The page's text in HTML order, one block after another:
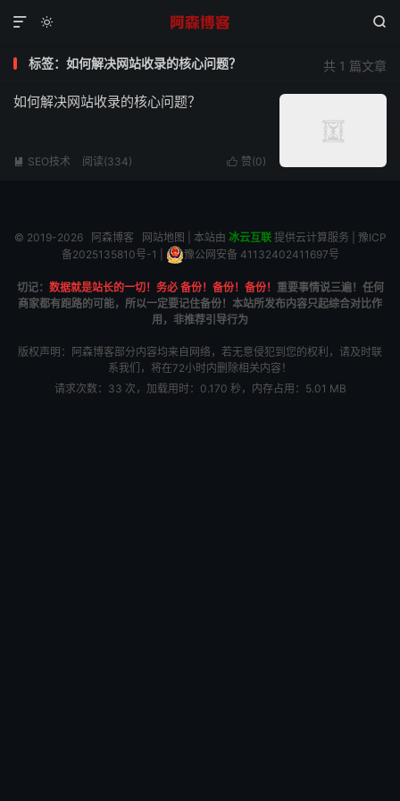
 

共 1 篇文章
标签：如何解决网站收录的核心问题？
如何解决网站收录的核心问题？
 赞(0)
 SEO技术 阅读(334)
© 2019-2026 阿森博客 网站地图 | 本站由 冰云互联提供云计算服务 | 豫ICP
备2025135810号-1
豫公网安备 41132402411697号
切记： 数据就是站长的一切！务必 备份！备份！备份！ 重要事情说三遍！任何
商家都有跑路的可能，所以一定要记住备份！本站所发布内容只起综合对比作
用，非推荐引导行为
版权声明：阿森博客部分内容均来自网络，若无意侵犯到您的权利，请及时联
系我们，将在72小时内删除相关内容！
请求次数：33 次，加载用时：0.170 秒，内存占用：5.01 MB